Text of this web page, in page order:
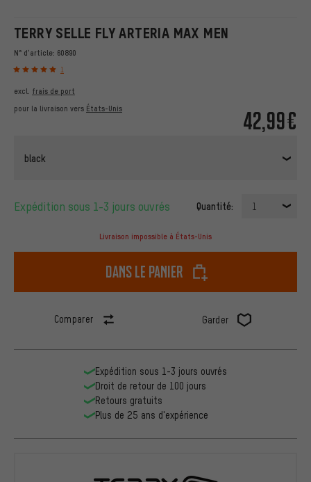
TERRY SELLE FLY ARTERIA MAX MEN
N° d'article: 60890
1
42,99€
excl. frais de port
pour la livraison vers États-Unis
black
Expédition sous 1-3 jours ouvrés Quantité: 1
Livraison impossible à États-Unis
dans le panier
Comparer Garder
Expédition sous 1-3 jours ouvrés
Droit de retour de 100 jours
Retours gratuits
Plus de 25 ans d'expérience